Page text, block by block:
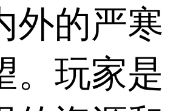
外的严寒
。玩家是